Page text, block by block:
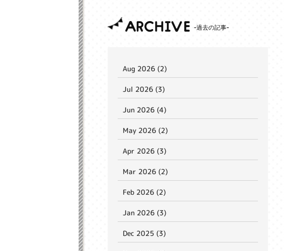
ARCHIVE
Aug 2026 (2)
Jul 2026 (3)
Jun 2026 (4)
May 2026 (2)
Apr 2026 (3)
Mar 2026 (2)
Feb 2026 (2)
Jan 2026 (3)
Dec 2025 (3)